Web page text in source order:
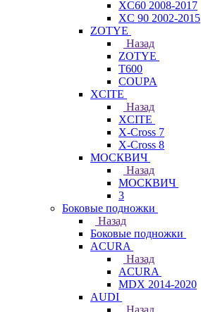
XC60 2008-2017
XC 90 2002-2015
ZOTYE
Назад
ZOTYE
T600
COUPA
XCITE
Назад
XCITE
X-Cross 7
X-Cross 8
МОСКВИЧ
Назад
МОСКВИЧ
3
Боковые подножки
Назад
Боковые подножки
ACURA
Назад
ACURA
MDX 2014-2020
AUDI
Назад